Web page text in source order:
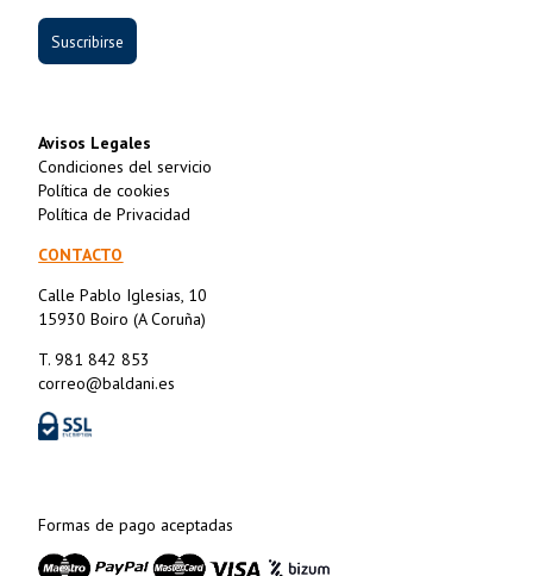
Suscribirse
Avisos Legales
Condiciones del servicio
Política de cookies
Política de Privacidad
CONTACTO
Calle Pablo Iglesias, 10
15930 Boiro (A Coruña)
T. 981 842 853
correo@baldani.es
Formas de pago aceptadas